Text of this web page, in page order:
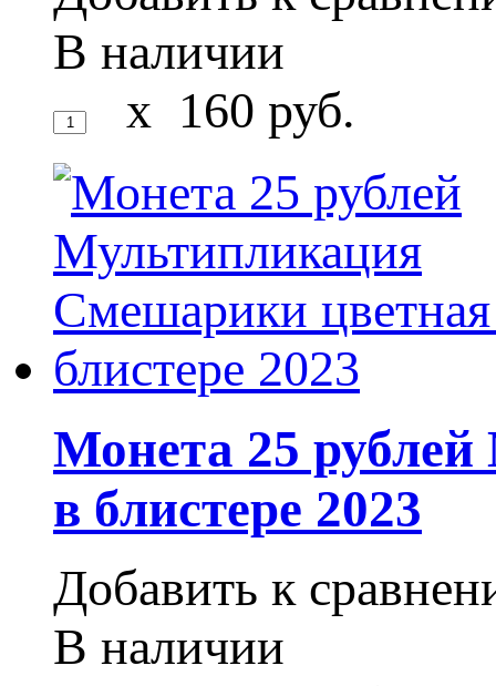
В наличии
x 160 руб.
Монета 25
в блистере 2023
Добавить к
В наличии